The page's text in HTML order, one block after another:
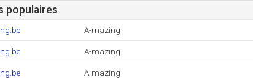
populaires
A-mazing
A-mazing
A-mazing